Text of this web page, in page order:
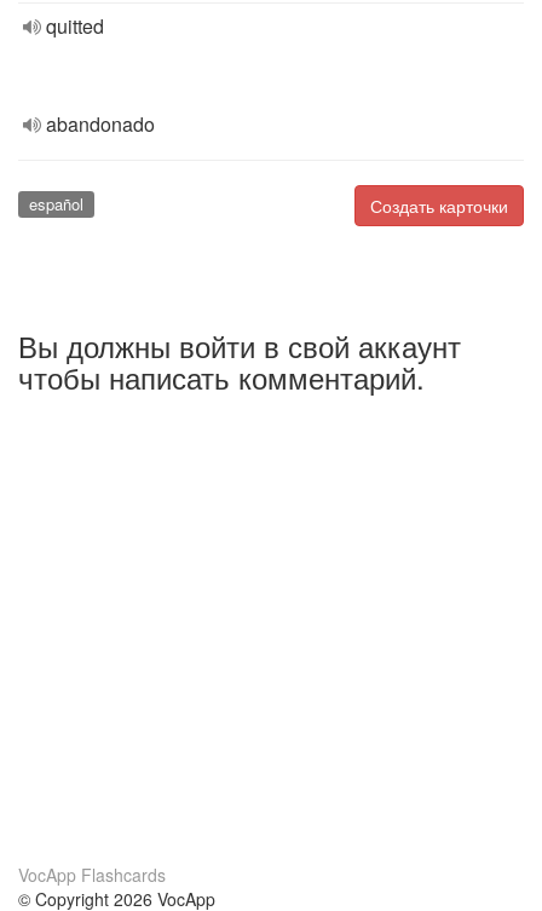
quitted
abandonado
Создать карточки
español
Вы должны войти в свой аккаунт
чтобы написать комментарий.
VocApp Flashcards
© Copyright 2026 VocApp